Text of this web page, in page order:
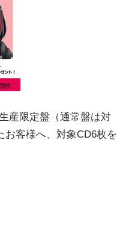
産限定盤（通常盤は対
お客様へ、対象CD6枚を